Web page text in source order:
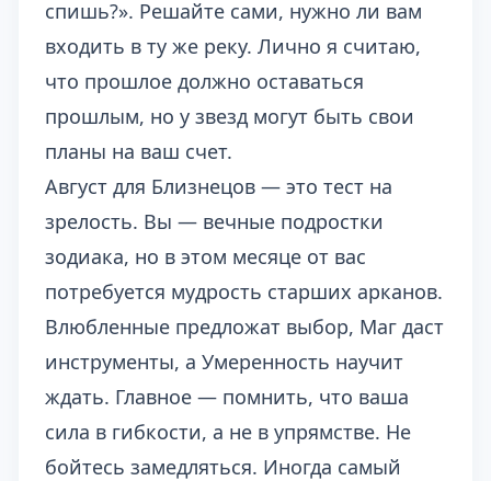
спишь?». Решайте сами, нужно ли вам
входить в ту же реку. Лично я считаю,
что прошлое должно оставаться
прошлым, но у звезд могут быть свои
планы на ваш счет.
Август для Близнецов — это тест на
зрелость. Вы — вечные подростки
зодиака, но в этом месяце от вас
потребуется мудрость старших арканов.
Влюбленные предложат выбор, Маг даст
инструменты, а Умеренность научит
ждать. Главное — помнить, что ваша
сила в гибкости, а не в упрямстве. Не
бойтесь замедляться. Иногда самый